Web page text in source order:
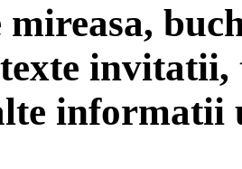
informatii